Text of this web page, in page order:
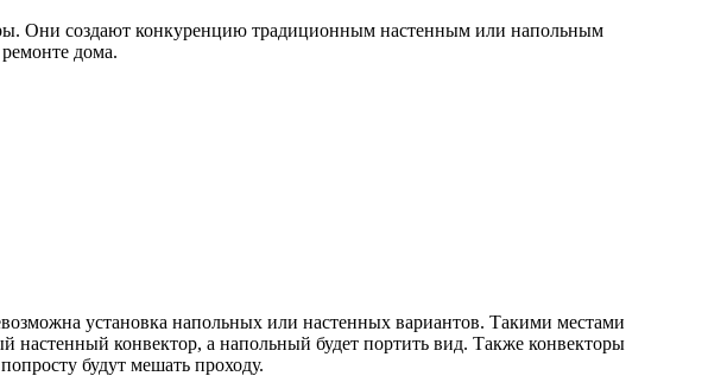
Они создают конкуренцию традиционным настенным или напольным
дома.
установка напольных или настенных вариантов. Такими местами
настенный конвектор, а напольный будет портить вид. Также конвекторы
будут мешать проходу.